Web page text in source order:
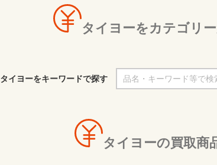
タイヨーをカテゴリ
タイヨーをキーワードで探す
タイヨーの買取商